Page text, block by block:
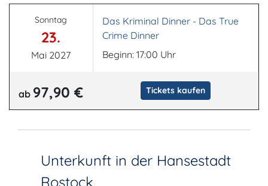
Sonntag
23.
Mai 2027
Das Kriminal Dinner - Das True
Crime Dinner
Beginn: 17:00 Uhr
ab 97,90 € Tickets kaufen
Unterkunft in der Hansestadt
Rostock